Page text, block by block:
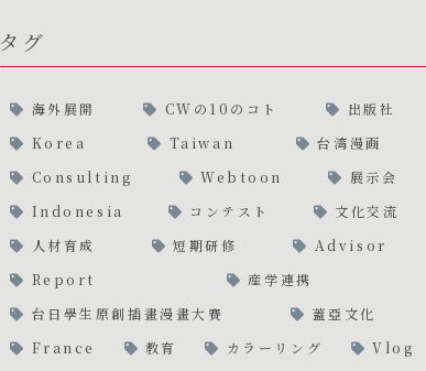
タグ
海外展開 CWの10のコト
出版社
Korea
Taiwan
台湾漫画
Consulting
Webtoon
展示会
Indonesia
コンテスト
文化交流
人材育成
短期研修
Advisor
Report
産学連携
台日學生原創插畫漫畫大賽
蓋亞文化
France
教育 カラーリング
Vlog